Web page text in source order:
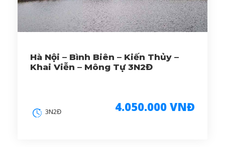
Hà Nội – Bình Biên – Kiến Thủy –
Khai Viễn – Mông Tự 3N2Đ
4.050.000 VNĐ
3N2Đ